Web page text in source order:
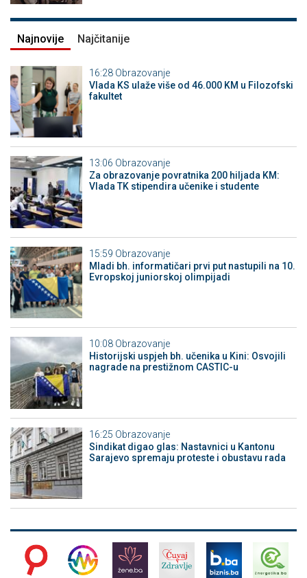
Najnovije Najčitanije
16:28 Obrazovanje
Vlada KS ulaže više od 46.000 KM u Filozofski
fakultet
13:06 Obrazovanje
Za obrazovanje povratnika 200 hiljada KM:
Vlada TK stipendira učenike i studente
15:59 Obrazovanje
Mladi bh. informatičari prvi put nastupili na 10.
Evropskoj juniorskoj olimpijadi
10:08 Obrazovanje
Historijski uspjeh bh. učenika u Kini: Osvojili
nagrade na prestižnom CASTIC-u
16:25 Obrazovanje
Sindikat digao glas: Nastavnici u Kantonu
Sarajevo spremaju proteste i obustavu rada